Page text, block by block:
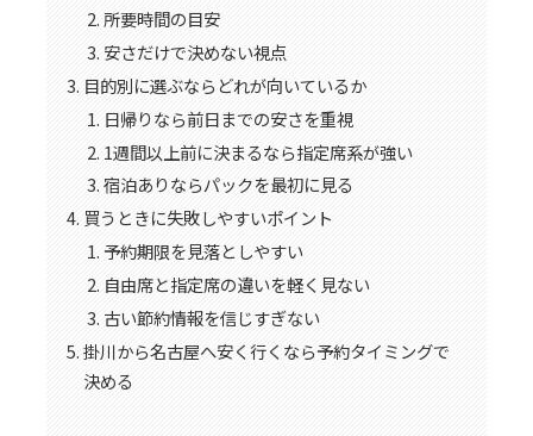
所要時間の目安
安さだけで決めない視点
目的別に選ぶならどれが向いているか
日帰りなら前日までの安さを重視
1週間以上前に決まるなら指定席系が強い
宿泊ありならパックを最初に見る
買うときに失敗しやすいポイント
予約期限を見落としやすい
自由席と指定席の違いを軽く見ない
古い節約情報を信じすぎない
掛川から名古屋へ安く行くなら予約タイミングで
決める